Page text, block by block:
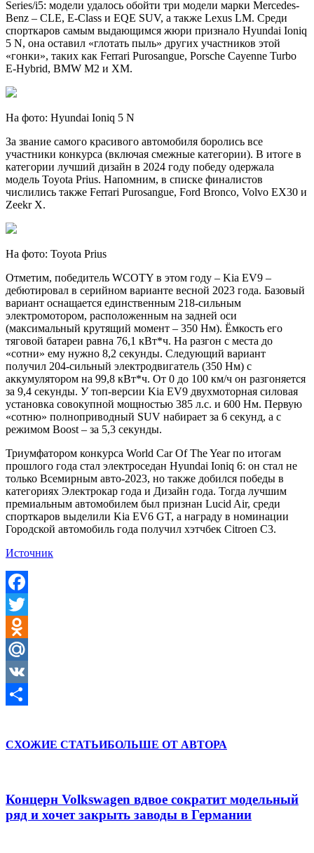
Series/i5: модели удалось обойти три модели марки Mercedes-
Benz – CLE, E-Class и EQE SUV, а также Lexus LM. Среди
спорткаров самым выдающимся жюри признало Hyundai Ioniq
5 N, она оставил «глотать пыль» других участников этой
«гонки», таких как Ferrari Purosangue, Porsche Cayenne Turbo
E-Hybrid, BMW M2 и XM.
На фото: Hyundai Ioniq 5 N
За звание самого красивого автомобиля боролись все
участники конкурса (включая смежные категории). В итоге в
категории лучший дизайн в 2024 году победу одержала
модель Toyota Prius. Напомним, в списке финалистов
числились также Ferrari Purosangue, Ford Bronco, Volvo EX30 и
Zeekr X.
На фото: Toyota Prius
Отметим, победитель WCOTY в этом году – Kia EV9 –
дебютировал в серийном варианте весной 2023 года. Базовый
вариант оснащается единственным 218-сильным
электромотором, расположенным на задней оси
(максимальный крутящий момент – 350 Нм). Ёмкость его
тяговой батареи равна 76,1 кВт*ч. На разгон с места до
«сотни» ему нужно 8,2 секунды. Следующий вариант
получил 204-сильный электродвигатель (350 Нм) с
аккумулятором на 99,8 кВт*ч. От 0 до 100 км/ч он разгоняется
за 9,4 секунды. У топ-версии Kia EV9 двухмоторная силовая
установка совокупной мощностью 385 л.с. и 600 Нм. Первую
«сотню» полноприводный SUV набирает за 6 секунд, а с
режимом Boost – за 5,3 секунды.
Триумфатором конкурса World Car Of The Year по итогам
прошлого года стал электроседан Hyundai Ioniq 6: он стал не
только Всемирным авто-2023, но также добился победы в
категориях Электрокар года и Дизайн года. Тогда лучшим
премиальным автомобилем был признан Lucid Air, среди
спорткаров выделили Kia EV6 GT, а награду в номинации
Городской автомобиль года получил хэтчбек Citroen C3.
Источник
Facebook
Twitter
Odnoklassniki
Mail.Ru
VK
СХОЖИЕ СТАТЬИБОЛЬШЕ ОТ АВТОРА
Концерн Volkswagen вдвое сократит модельный
ряд и хочет закрыть заводы в Германии